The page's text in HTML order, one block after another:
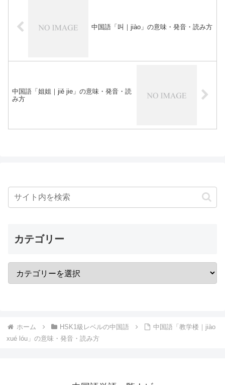
中国語「叫｜jiào」の意味・発音・読み方
中国語「姐姐｜jiě jie」の意味・発音・読
み方
カテゴリー
ホーム HSK1級レベルの中国語
中国語「教学楼｜jiào
xué lóu」の意味・発音・読み方